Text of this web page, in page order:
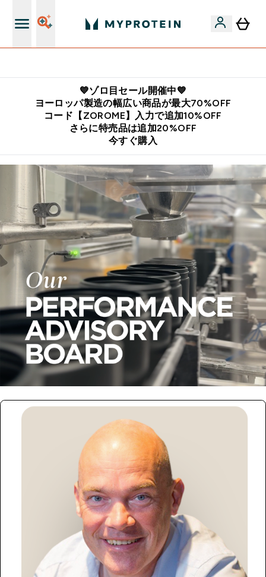
💙ゾロ目セール開催中💙
ヨーロッパ製造の幅広い商品が最大70%OFF
コード【ZOROME】入力で追加10%OFF
さらに特売品は追加20%OFF
今すぐ購入